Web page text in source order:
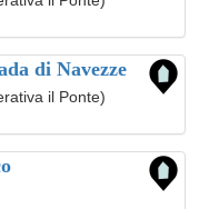
di Navezze
il Ponte)